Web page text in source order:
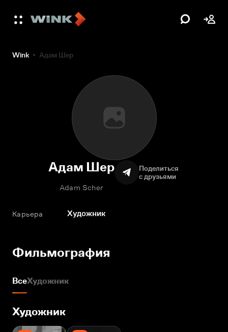
Wink Адам Шер
Адам Шер
Adam Scher
Поделиться
с друзьями
Карьера Художник
Фильмография
ВсеХудожник
Художник